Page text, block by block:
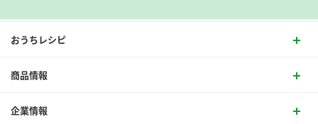
おうちレシピ
商品情報
企業情報